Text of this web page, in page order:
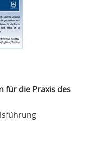
für die Praxis des